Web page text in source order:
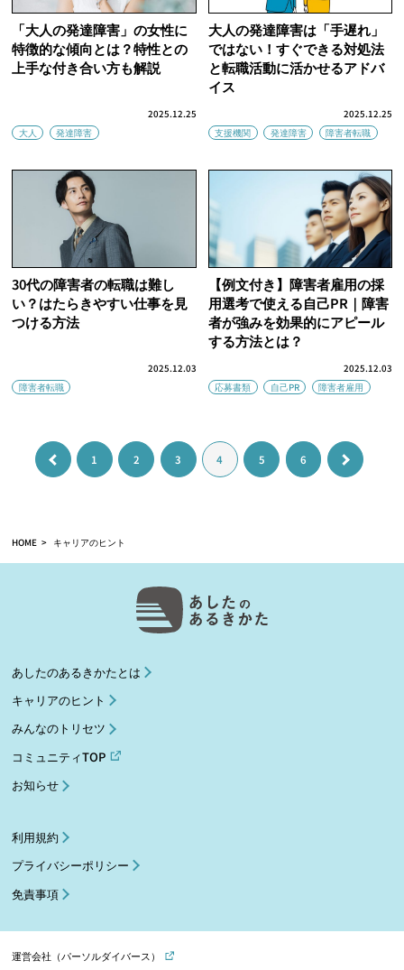
「大人の発達障害」の女性に
特徴的な傾向とは？特性との
上手な付き合い方も解説
2025.12.25
大人
発達障害
大人の発達障害は「手遅れ」
ではない！すぐできる対処法
と転職活動に活かせるアドバ
イス
2025.12.25
支援機関
発達障害 障害者転職
30代の障害者の転職は難し
い？はたらきやすい仕事を見
つける方法
2025.12.03
障害者転職
【例文付き】障害者雇用の採
用選考で使える自己PR｜障害
者が強みを効果的にアピール
する方法とは？
2025.12.03
応募書類
自己PR 障害者雇用
1 2 3 4 5 6
HOME キャリアのヒント
あしたのあるきかたとは
キャリアのヒント
みんなのトリセツ
コミュニティTOP
お知らせ
利用規約
プライバシーポリシー
免責事項
運営会社（パーソルダイバース）